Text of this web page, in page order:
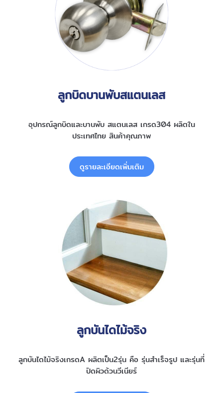
ลูกบิดบานพับสแตนเลส
อุปกรณ์ลูกบิดและบานพับ สแตนเลส เกรด304 ผลิตใน
ประเทศไทย สินค้าคุณภาพ
ดูรายละเอียดเพิ่มเติม
ลูกบันไดไม้จริง
ลูกบันไดไม้จริงเกรดA ผลิตเป็น2รุ่น คือ รุ่นสำเร็จรูป และรุ่นที่
ปิดผิวด้วนวีเนียร์